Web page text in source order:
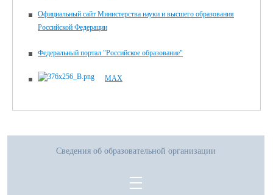
Официальный сайт Министерства науки и высшего образования
Российской Федерации
Федеральный портал "Российское образование"
MAX
Сведения об образовательной организации